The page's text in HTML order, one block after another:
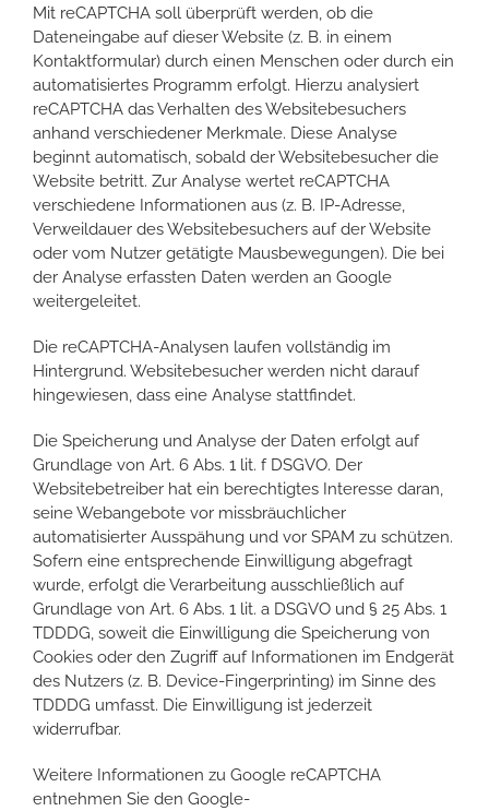
Mit reCAPTCHA soll überprüft werden, ob die
Dateneingabe auf dieser Website (z. B. in einem
Kontaktformular) durch einen Menschen oder durch ein
automatisiertes Programm erfolgt. Hierzu analysiert
reCAPTCHA das Verhalten des Websitebesuchers
anhand verschiedener Merkmale. Diese Analyse
beginnt automatisch, sobald der Websitebesucher die
Website betritt. Zur Analyse wertet reCAPTCHA
verschiedene Informationen aus (z. B. IP-Adresse,
Verweildauer des Websitebesuchers auf der Website
oder vom Nutzer getätigte Mausbewegungen). Die bei
der Analyse erfassten Daten werden an Google
weitergeleitet.
Die reCAPTCHA-Analysen laufen vollständig im
Hintergrund. Websitebesucher werden nicht darauf
hingewiesen, dass eine Analyse stattfindet.
Die Speicherung und Analyse der Daten erfolgt auf
Grundlage von Art. 6 Abs. 1 lit. f DSGVO. Der
Websitebetreiber hat ein berechtigtes Interesse daran,
seine Webangebote vor missbräuchlicher
automatisierter Ausspähung und vor SPAM zu schützen.
Sofern eine entsprechende Einwilligung abgefragt
wurde, erfolgt die Verarbeitung ausschließlich auf
Grundlage von Art. 6 Abs. 1 lit. a DSGVO und § 25 Abs. 1
TDDDG, soweit die Einwilligung die Speicherung von
Cookies oder den Zugriff auf Informationen im Endgerät
des Nutzers (z. B. Device-Fingerprinting) im Sinne des
TDDDG umfasst. Die Einwilligung ist jederzeit
widerrufbar.
Weitere Informationen zu Google reCAPTCHA
entnehmen Sie den Google-